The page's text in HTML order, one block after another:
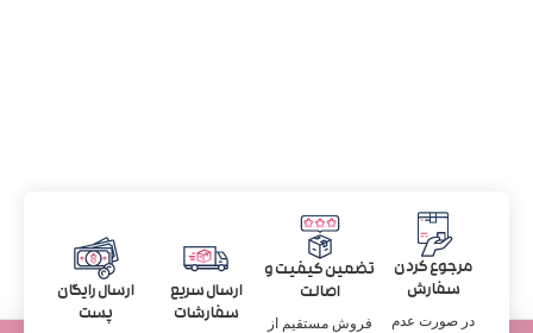
مرجوع کردن
سفارش
در صورت عدم
تضمین کیفیت و
اصالت
فروش مستقیم از
ارسال سریع
سفارشات
ارسال رایگان
پست